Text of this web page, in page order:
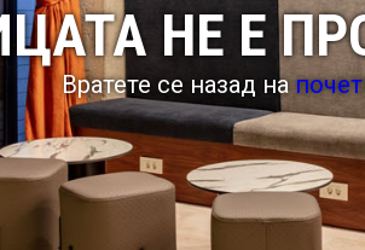
НЕ Е
Вратете се назад на